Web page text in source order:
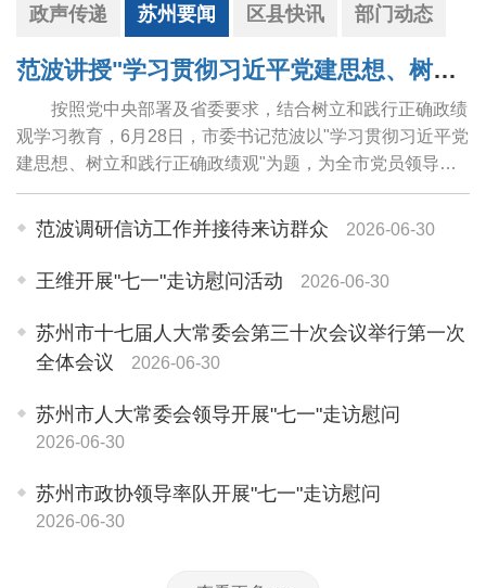
政声传递 苏州要闻 区县快讯 部门动态
范波讲授"学习贯彻习近平党建思想、树立和践行正确政绩观"专题党课
按照党中央部署及省委要求，结合树立和践行正确政绩
观学习教育，6月28日，市委书记范波以"学习贯彻习近平党
建思想、树立和践行正确政绩观"为题，为全市党员领导干
部讲授专题党课。他强调，要坚持用习近平党建思想武装头
脑、指导实践、推动工作，牢固树立和践...
范波调研信访工作并接待来访群众 2026-06-30
王维开展"七一"走访慰问活动 2026-06-30
苏州市十七届人大常委会第三十次会议举行第一次
全体会议
2026-06-30
苏州市人大常委会领导开展"七一"走访慰问
2026-06-30
苏州市政协领导率队开展"七一"走访慰问
2026-06-30